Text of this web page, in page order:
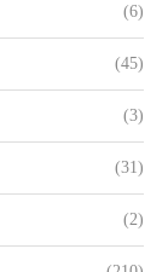
(6)
(45)
(3)
(31)
(2)